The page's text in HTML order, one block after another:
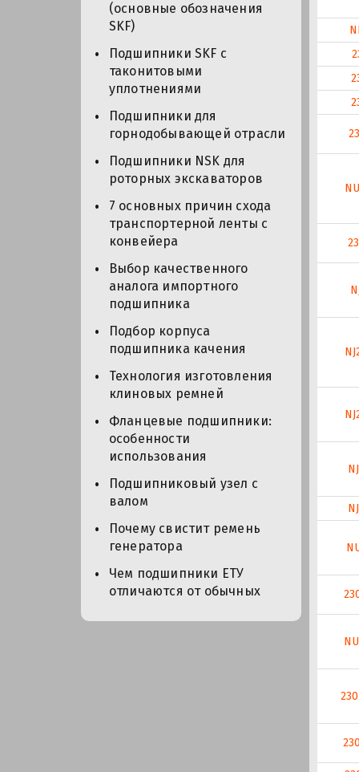
(основные обозначения
SKF)
Подшипники SKF с
таконитовыми
уплотнениями
Подшипники для
горнодобывающей отрасли
Подшипники NSK для
роторных экскаваторов
7 основных причин схода
транспортерной ленты с
конвейера
Выбор качественного
аналога импортного
подшипника
Подбор корпуса
подшипника качения
Технология изготовления
клиновых ремней
Фланцевые подшипники:
особенности
использования
Подшипниковый узел с
валом
Почему свистит ремень
генератора
Чем подшипники ЕТУ
отличаются от обычных